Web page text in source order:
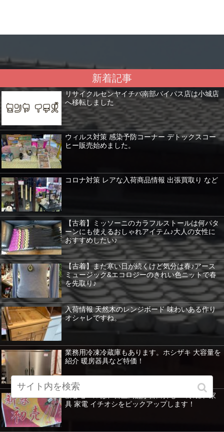
新着記事
リサイクルセンヤイチバ南部バイパス店は小城店
へ移転しました
ウィルス対策 感染予防コーナー デトックスコー
ヒー販売始めました。
コロナ対策 レアな入荷商品情報 出張買取り など
【古着】ミッソーニのカラフルストールは何パタ
ーンにも使えるおしゃれアイテム♪大人の女性に
おすすめしたい♪
【古着】まだ寒い日が続くけど気分は春♪アース
ミュージック&エコロジーのきれい色ニットで春
を先取り♪
入荷情報 天然木のレンジボード 味わいある作り
オシャレですね。
業務用冷凍冷蔵庫もあります。ホシザキ 大容量を
紹介 暖房器具など特価！
新春セールは、目玉商品が目白押し！ 冷蔵庫 家
具 家電 イチオシをピックアップします！